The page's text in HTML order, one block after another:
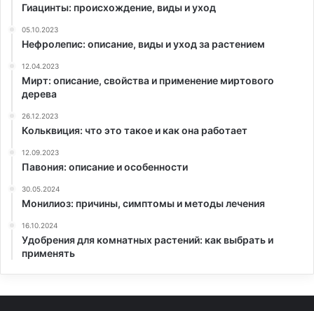
Гиацинты: происхождение, виды и уход
05.10.2023
Нефролепис: описание, виды и уход за растением
12.04.2023
Мирт: описание, свойства и применение миртового
дерева
26.12.2023
Кольквиция: что это такое и как она работает
12.09.2023
Павония: описание и особенности
30.05.2024
Монилиоз: причины, симптомы и методы лечения
16.10.2024
Удобрения для комнатных растений: как выбрать и
применять